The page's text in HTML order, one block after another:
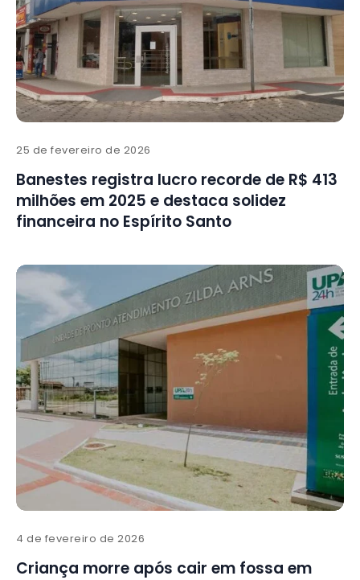
25 de fevereiro de 2026
Banestes registra lucro recorde de R$ 413
milhões em 2025 e destaca solidez
financeira no Espírito Santo
4 de fevereiro de 2026
Criança morre após cair em fossa em